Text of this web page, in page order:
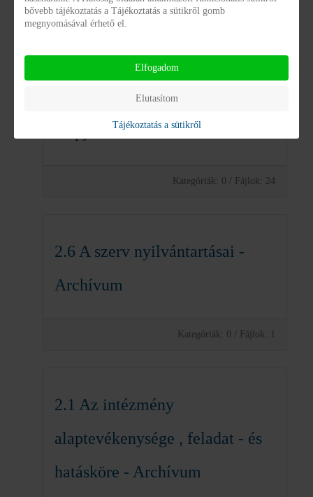
2.14 Statisztikák jogszabály
Kategóriák: 0 / Fájlok: 24
2.6 A szerv nyilvántartásai -
Archívum
Kategóriák: 0 / Fájlok: 1
2.1 Az intézmény
alaptevékenysége , feladat - és
hatásköre - Archívum
bővebb tájékoztatás a Tájékoztatás a sütikről gomb
megnyomásával érhető el.
Elfogadom
Elutasítom
Tájékoztatás a sütikről